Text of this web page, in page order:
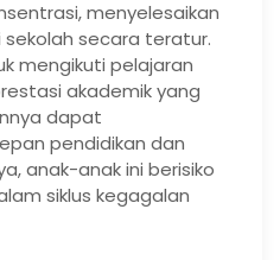
menyelesaikan
secara teratur.
mengikuti pelajaran
akademik yang
dapat
pendidikan dan
anak-anak ini berisiko
siklus kegagalan